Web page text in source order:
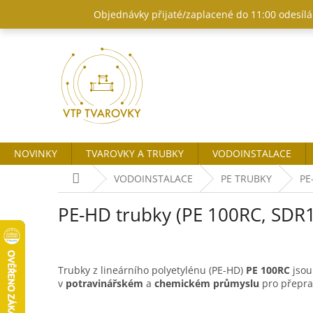
obsah
Objednávky přijaté/zaplacené do 11:00
NOVINKY TVAROVKY A TRUBKY
VODOINSTALACE
Domů VODOINSTALACE PE TRUBKY
PE-HD trubky (PE 100RC,
Trubky z lineárního polyetylénu (PE-HD) PE 100RC
v potravinářském a chemickém průmyslu pro